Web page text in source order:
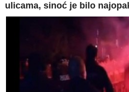
ulicama, sinoć je bilo